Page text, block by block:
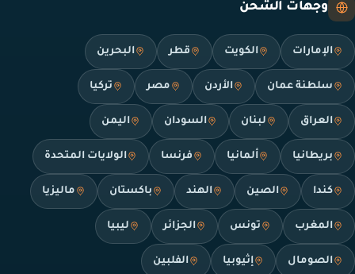
وجهات الشحن
الإمارات الكويت قطر البحرين
سلطنة عمان الأردن مصر تركيا
العراق لبنان السودان اليمن
بريطانيا ألمانيا فرنسا الولايات المتحدة
كندا الصين الهند باكستان ماليزيا
المغرب تونس الجزائر ليبيا
الصومال إثيوبيا الفلبين